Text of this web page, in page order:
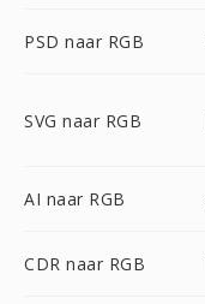
PSD naar RGB
SVG naar RGB
AI naar RGB
CDR naar RGB